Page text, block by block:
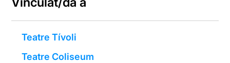
Teatre Tívoli
Teatre Coliseum